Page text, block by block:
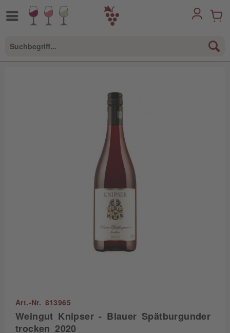
Art.-Nr. 813965
Weingut Knipser - Blauer Spätburgunder
trocken 2020